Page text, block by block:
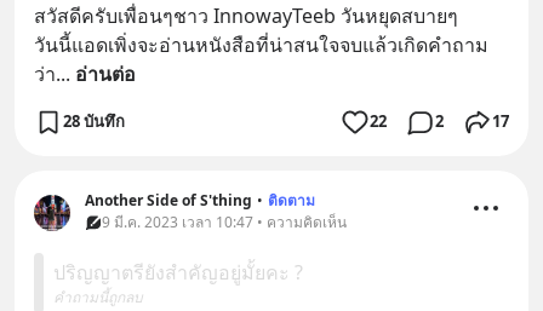
สวัสดีครับเพื่อนๆชาว InnowayTeeb วันหยุดสบายๆ
วันนี้แอดเพิ่งจะอ่านหนังสือที่น่าสนใจจบแล้วเกิดคำถาม
ว่า... อ่านต่อ
28 บันทึก 22 2 17
Another Side of S'thing • ติดตาม
9 มี.ค. 2023 เวลา 10:47 • ความคิดเห็น
ปริญญาตรียังสำคัญอยู่มั้ยคะ ?
คำถามนี้ถูกลบ